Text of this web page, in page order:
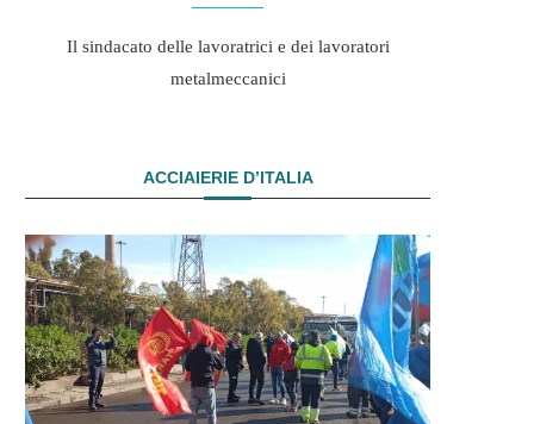
Il sindacato delle lavoratrici e dei lavoratori
metalmeccanici
ACCIAIERIE D’ITALIA